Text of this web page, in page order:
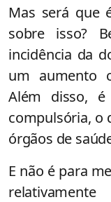
Mas será que
sobre isso?
incidência da
um aumento
Além disso,
compulsória, o
órgãos de
E não é para